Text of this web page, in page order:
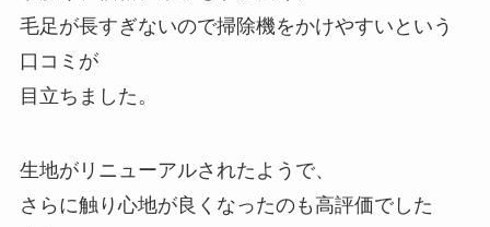
毛足が長すぎないので掃除機をかけやすいという
口コミが
目立ちました。
生地がリニューアルされたようで、
さらに触り心地が良くなったのも高評価でした